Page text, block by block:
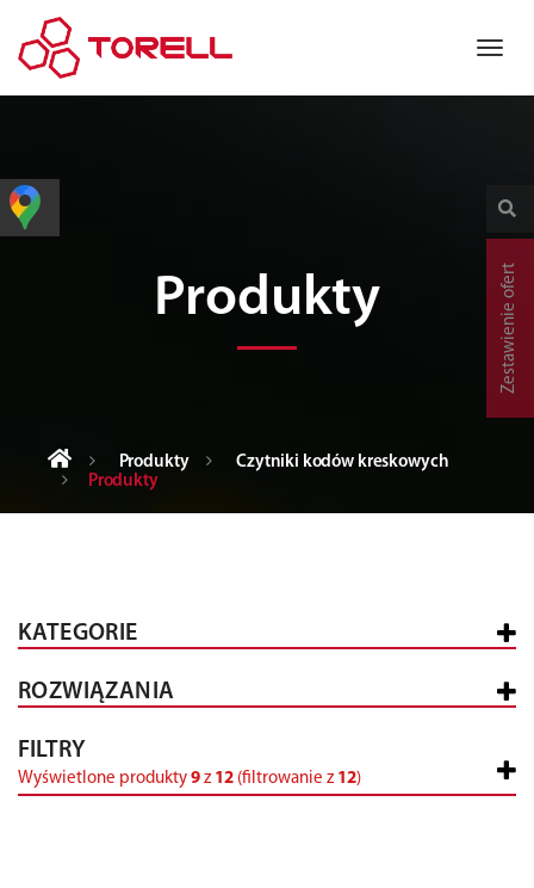
Produkty
Produkty
Czytniki kodów kreskowych
Produkty
KATEGORIE
ROZWIĄZANIA
FILTRY
Wyświetlone produkty 9 z 12 (filtrowanie z 12)
Zestawienie ofert